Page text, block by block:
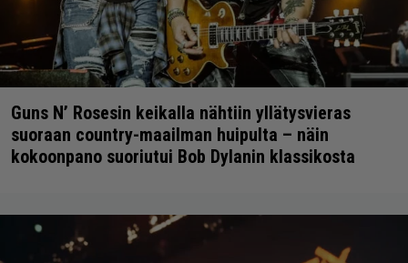
Guns N’ Rosesin keikalla nähtiin yllätysvieras
suoraan country-maailman huipulta – näin
kokoonpano suoriutui Bob Dylanin klassikosta